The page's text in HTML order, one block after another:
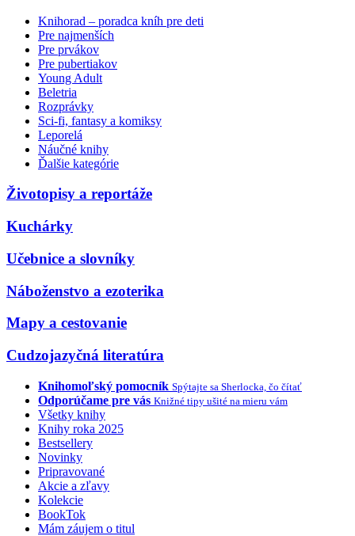
Knihorad – poradca kníh pre deti
Pre najmenších
Pre prvákov
Pre pubertiakov
Young Adult
Beletria
Rozprávky
Sci-fi, fantasy a komiksy
Leporelá
Náučné knihy
Ďalšie kategórie
Životopisy a reportáže
Kuchárky
Učebnice a slovníky
Náboženstvo a ezoterika
Mapy a cestovanie
Cudzojazyčná literatúra
Knihomoľský pomocník Spýtajte sa Sherlocka, čo čítať
Odporúčame pre vás Knižné tipy ušité na mieru vám
Všetky knihy
Knihy roka 2025
Bestsellery
Novinky
Pripravované
Akcie a zľavy
Kolekcie
BookTok
Mám záujem o titul